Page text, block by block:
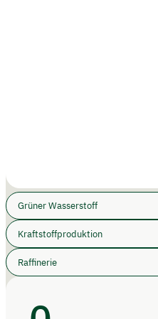
Grüner Wasserstoff
Kraftstoffproduktion
Raffinerie